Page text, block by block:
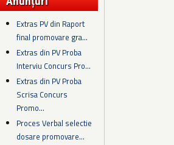
Extras PV din Raport
final promovare gra...
Extras din PV Proba
Interviu Concurs Pro...
Extras din PV Proba
Scrisa Concurs
Promo...
Proces Verbal selectie
dosare promovare...